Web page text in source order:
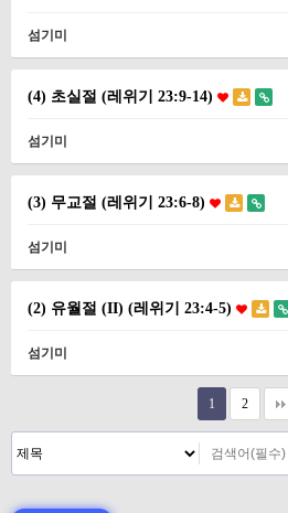
섬기미
(4) 초실절 (레위기 23:9-14)
섬기미
(3) 무교절 (레위기 23:6-8)
섬기미
(2) 유월절 (II) (레위기 23:4-5)
섬기미
1 2